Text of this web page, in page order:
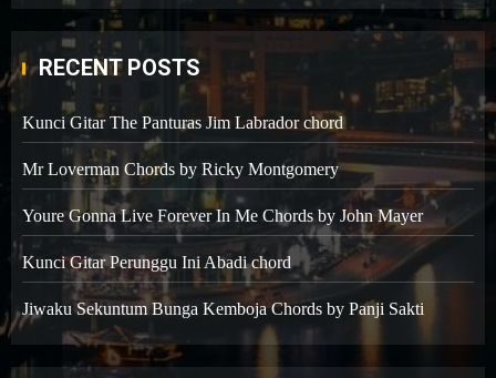
RECENT POSTS
Kunci Gitar The Panturas Jim Labrador chord
Mr Loverman Chords by Ricky Montgomery
Youre Gonna Live Forever In Me Chords by John Mayer
Kunci Gitar Perunggu Ini Abadi chord
Jiwaku Sekuntum Bunga Kemboja Chords by Panji Sakti